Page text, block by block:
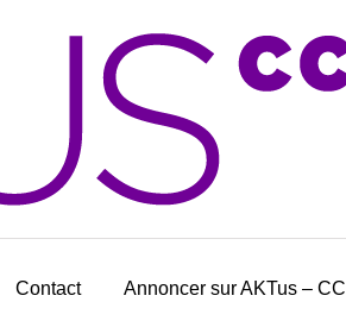
Contact Annoncer sur AKTus – CCI